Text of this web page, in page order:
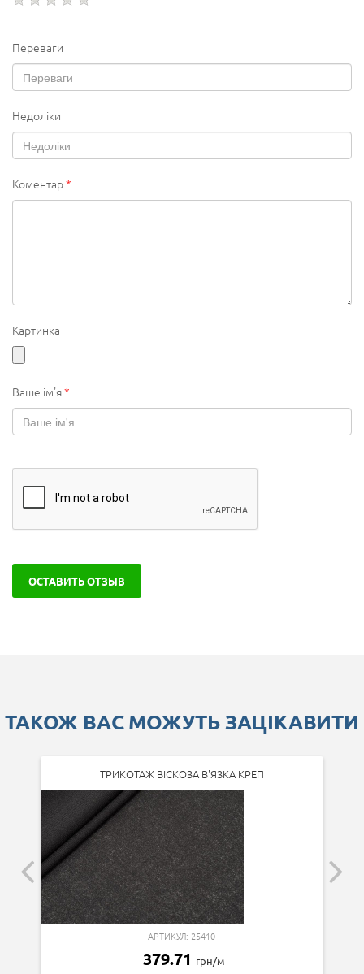
Переваги
Недоліки
Коментар*
Картинка
Ваше ім'я*
ОСТАВИТЬ ОТЗЫВ
ТАКОЖ ВАС МОЖУТЬ ЗАЦІКАВИТИ
ТРИКОТАЖ ВІСКОЗА В'ЯЗКА КРЕП
АРТИКУЛ: 25410
379.71 грн/м